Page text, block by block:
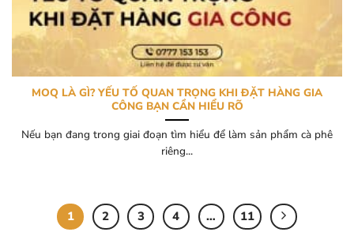
MOQ LÀ GÌ? YẾU TỐ QUAN TRỌNG KHI ĐẶT HÀNG GIA
CÔNG BẠN CẦN HIỂU RÕ
Nếu bạn đang trong giai đoạn tìm hiểu để làm sản phẩm cà phê
riêng...
1 2 3 4 … 11